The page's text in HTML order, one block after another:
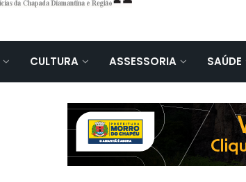
CULTURA ASSESSORIA SAÚDE